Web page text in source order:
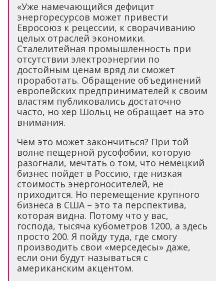
«Уже намечающийся дефицит
энергоресурсов может привести
Евросоюз к рецессии, к сворачиванию
целых отраслей экономики.
Сталелитейная промышленность при
отсутствии электроэнергии по
достойным ценам вряд ли сможет
проработать. Обращение объединений
европейских предпринимателей к своим
властям публиковались достаточно
часто, но хер Шольц не обращает на это
внимания.
Чем это может закончиться? При той
волне пещерной русофобии, которую
разогнали, мечтать о том, что немецкий
бизнес пойдет в Россию, где низкая
стоимость энергоносителей, не
приходится. Но перемещение крупного
бизнеса в США – это та перспектива,
которая видна. Потому что у вас,
господа, тысяча кубометров 1200, а здесь
просто 200. Я пойду туда, где смогу
производить свои «мерседесы» даже,
если они будут называться с
американским акцентом.